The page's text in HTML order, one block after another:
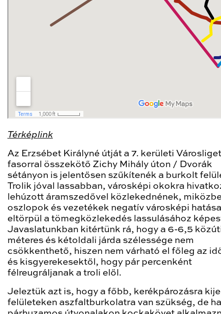
Térképlink
Az Erzsébet Királyné útját a 7. kerületi
fasorral összekötő Zichy Mihály úton / Dvorák
sétányon is jelentősen szűkítenék a burkolt
Trolik jóval lassabban, városképi okokra
lehúzott áramszedővel közlekednének,
oszlopok és vezetékek negatív városképi hatása
eltörpül a tömegközlekedés lassulásához
Javaslatunkban kitértünk rá, hogy a 6-6,5
méteres és kétoldali járda szélessége nem
csökkenthető, hiszen nem várható el főleg az
és kisgyerekesektől, hogy pár percenként
félreugráljanak a troli elől.
Jeleztük azt is, hogy a főbb, kerékpározásra
felületeken aszfaltburkolatra van szükség, de